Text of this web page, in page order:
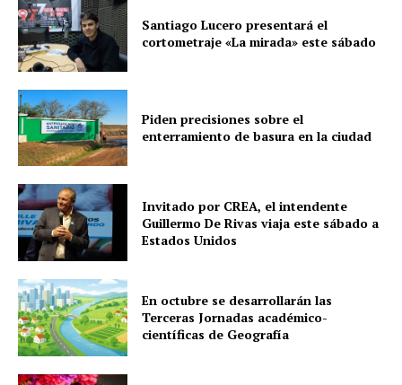
Santiago Lucero presentará el
cortometraje «La mirada» este sábado
Piden precisiones sobre el
enterramiento de basura en la ciudad
Invitado por CREA, el intendente
Guillermo De Rivas viaja este sábado a
Estados Unidos
En octubre se desarrollarán las
Terceras Jornadas académico-
científicas de Geografía